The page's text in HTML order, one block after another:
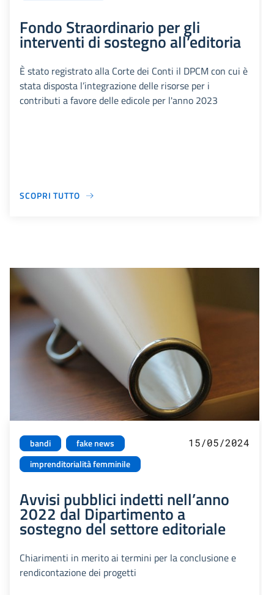
Fondo Straordinario per gli
interventi di sostegno all’editoria
È stato registrato alla Corte dei Conti il DPCM con cui è
stata disposta l’integrazione delle risorse per i
contributi a favore delle edicole per l'anno 2023
SCOPRI TUTTO
bandi
fake news
imprenditorialità femminile
15/05/2024
Avvisi pubblici indetti nell’anno
2022 dal Dipartimento a
sostegno del settore editoriale
Chiarimenti in merito ai termini per la conclusione e
rendicontazione dei progetti